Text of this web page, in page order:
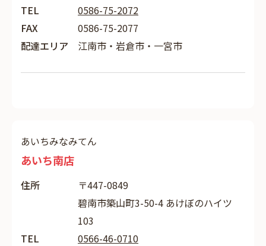
TEL
0586-75-2072
FAX
0586-75-2077
配達エリア
江南市・岩倉市・一宮市
あいちみなみてん
あいち南店
住所
〒447-0849
碧南市築山町3-50-4 あけぼのハイツ
103
TEL
0566-46-0710